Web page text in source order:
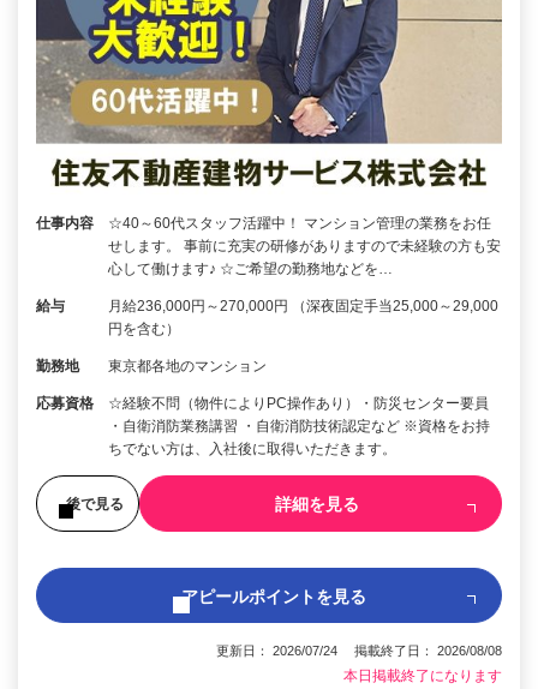
仕事内容
☆40～60代スタッフ活躍中！ マンション管理の業務をお任
せします。 事前に充実の研修がありますので未経験の方も安
心して働けます♪ ☆ご希望の勤務地などを…
給与
月給236,000円～270,000円 （深夜固定手当25,000～29,000
円を含む）
勤務地 東京都各地のマンション
応募資格
☆経験不問（物件によりPC操作あり）・防災センター要員
・自衛消防業務講習 ・自衛消防技術認定など ※資格をお持
ちでない方は、入社後に取得いただきます。
後で見る 詳細を見る
アピールポイントを見る
更新日： 2026/07/24 掲載終了日： 2026/08/08
本日掲載終了になります